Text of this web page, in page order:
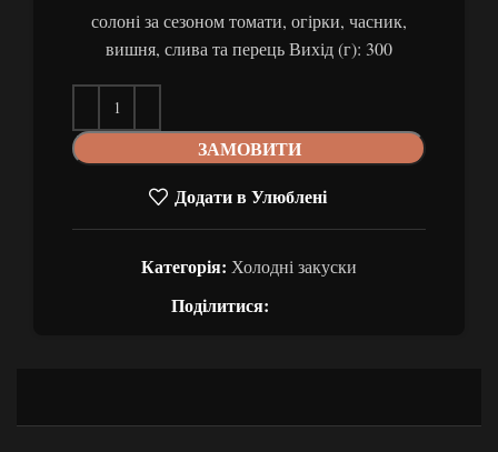
солоні за сезоном томати, огірки, часник,
вишня, слива та перець Вихід (г): 300
ЗАМОВИТИ
Додати в Улюблені
Категорія: Холодні закуски
Поділитися: